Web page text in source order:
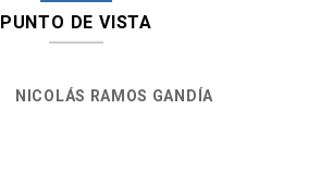
PUNTO DE VISTA
NICOLÁS RAMOS GANDÍA